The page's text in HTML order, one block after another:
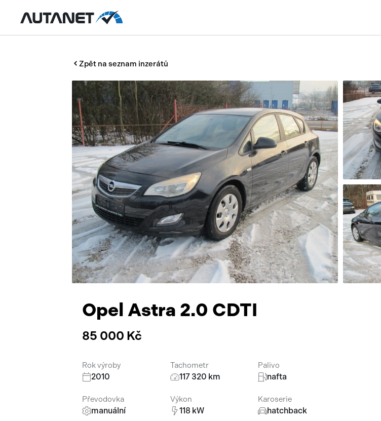
Zpět na seznam inzerátů
Opel Astra 2.0 CDTI
85 000 Kč
Rok výroby
2010
Tachometr
117 320 km
Palivo
nafta
Převodovka
manuální
Výkon
118 kW
Karoserie
hatchback